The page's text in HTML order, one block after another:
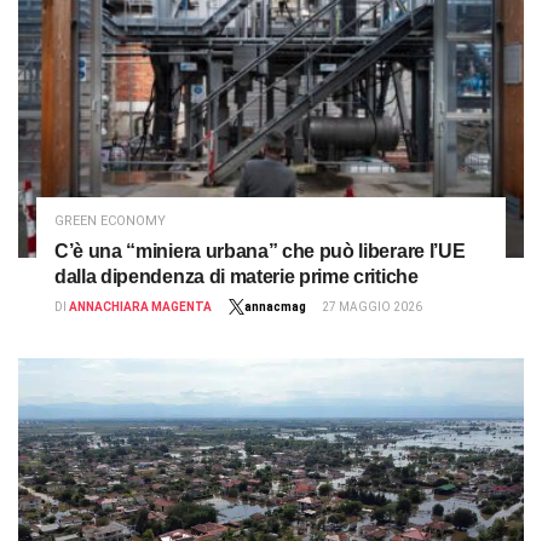
GREEN ECONOMY
C’è una “miniera urbana” che può liberare l’UE
dalla dipendenza di materie prime critiche
DI ANNACHIARA MAGENTA annacmag 27 MAGGIO 2026